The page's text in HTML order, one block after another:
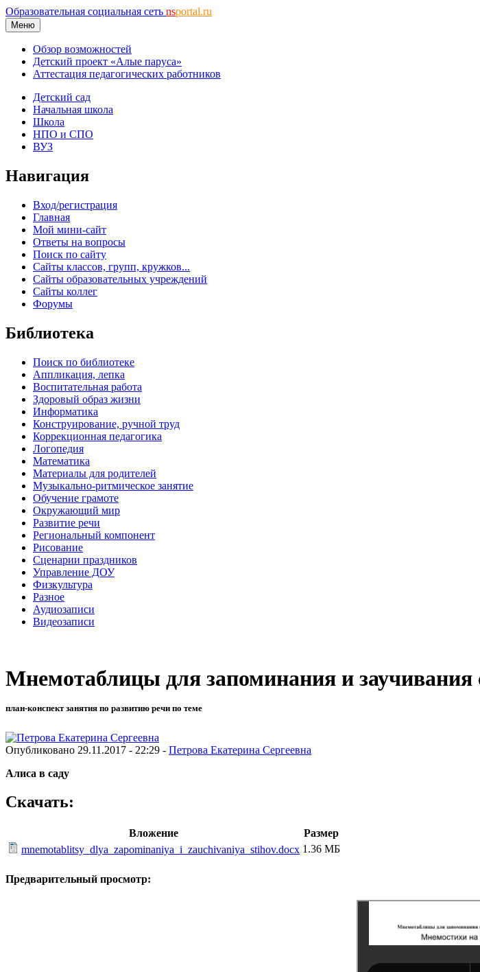
Образовательная социальная сеть nsportal.ru
Меню
Обзор возможностей
Детский проект «Алые паруса»
Аттестация педагогических работников
Детский сад
Начальная школа
Школа
НПО и СПО
ВУЗ
Навигация
Вход/регистрация
Главная
Мой мини-сайт
Ответы на вопросы
Поиск по сайту
Сайты классов, групп, кружков...
Сайты образовательных учреждений
Сайты коллег
Форумы
Библиотека
Поиск по библиотеке
Аппликация, лепка
Воспитательная работа
Здоровый образ жизни
Информатика
Конструирование, ручной труд
Коррекционная педагогика
Логопедия
Математика
Материалы для родителей
Музыкально-ритмическое занятие
Обучение грамоте
Окружающий мир
Развитие речи
Региональный компонент
Рисование
Сценарии праздников
Управление ДОУ
Физкультура
Разное
Аудиозаписи
Видеозаписи
Мнемотаблицы для запоминания и заучивания
план-конспект занятия по развитию речи по теме
Опубликовано 29.11.2017 - 22:29 - Петрова Екатерина Сергеевна
Алиса в саду
Скачать:
Вложение
Размер
mnemotablitsy_dlya_zapominaniya_i_zauchivaniya_stihov.docx 1.36 МБ
Предварительный просмотр: